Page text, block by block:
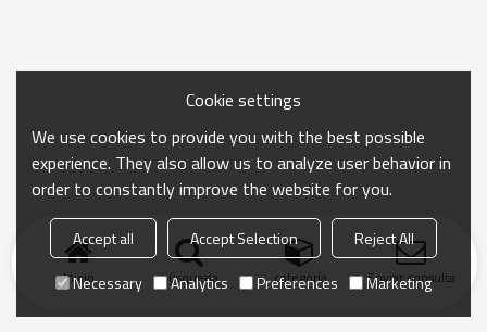
Inicio búsqueda categoría Enviar consulta
Cookie settings
We use cookies to provide you with the best possible
experience. They also allow us to analyze user behavior in
order to constantly improve the website for you.
Accept all Accept Selection
Reject All
Necessary
Analytics Preferences Marketing